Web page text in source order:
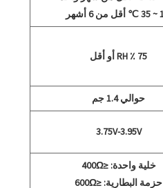
75 ٪ RH أو أقل
حوالي 1.4 جم
3.75V-3.95V
خلية واحدة: ≤400Ω
حزمة البطارية: ≤600Ω